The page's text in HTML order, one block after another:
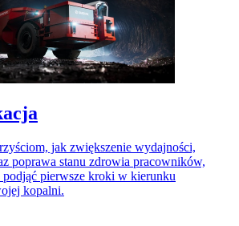
jak zwiększenie wydajności,
poprawa stanu zdrowia pracowników,
pierwsze kroki w kierunku
kopalni.